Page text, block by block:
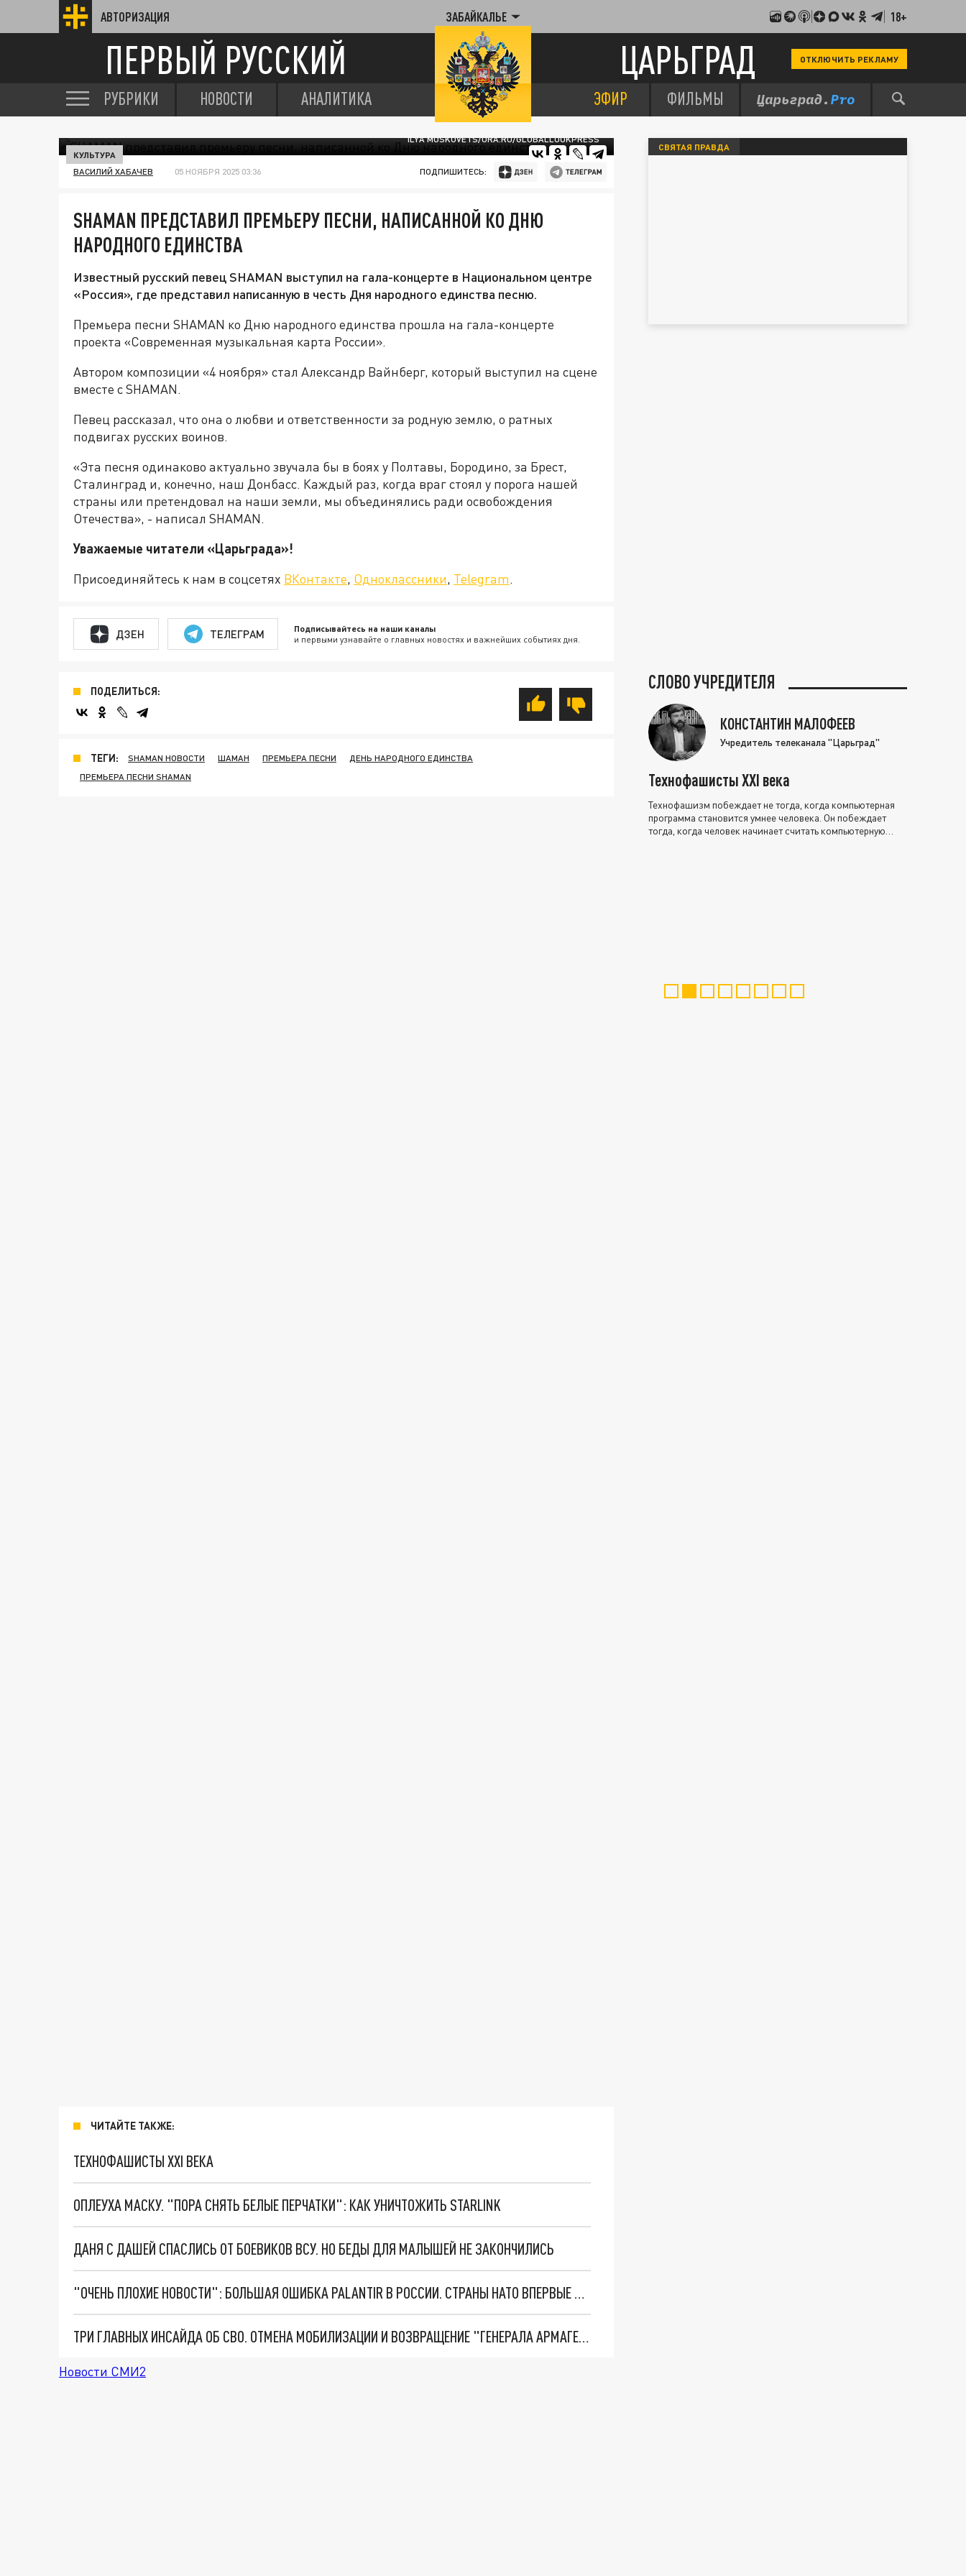
АВТОРИЗАЦИЯ ЗАБАЙКАЛЬЕ 18+
ПЕРВЫЙ РУССКИЙ ЦАРЬГРАД ОТКЛЮЧИТЬ РЕКЛАМУ
РУБРИКИ НОВОСТИ АНАЛИТИКА ЭФИР ФИЛЬМЫ
ILYA MOSKOVETS/URA.RU/GLOBALLOOKPRESS
КУЛЬТУРА
ВАСИЛИЙ ХАБАЧЕВ 05 НОЯБРЯ 2025 03:36 ПОДПИШИТЕСЬ:
SHAMAN ПРЕДСТАВИЛ ПРЕМЬЕРУ ПЕСНИ, НАПИСАННОЙ КО ДНЮ
НАРОДНОГО ЕДИНСТВА
Известный русский певец SHAMAN выступил на гала-концерте в Национальном центре
«Россия», где представил написанную в честь Дня народного единства песню.
Премьера песни SHAMAN ко Дню народного единства прошла на гала-концерте
проекта «Современная музыкальная карта России».
Автором композиции «4 ноября» стал Александр Вайнберг, который выступил на сцене
вместе с SHAMAN.
Певец рассказал, что она о любви и ответственности за родную землю, о ратных
подвигах русских воинов.
«Эта песня одинаково актуально звучала бы в боях у Полтавы, Бородино, за Брест,
Сталинград и, конечно, наш Донбасс. Каждый раз, когда враг стоял у порога нашей
страны или претендовал на наши земли, мы объединялись ради освобождения
Отечества», - написал SHAMAN.
Уважаемые читатели «Царьграда»!
Присоединяйтесь к нам в соцсетях ВКонтакте, Одноклассники, Telegram.
ДЗЕН ТЕЛЕГРАМ Подписывайтесь на наши каналы
и первыми узнавайте о главных новостях и важнейших событиях дня.
ПОДЕЛИТЬСЯ:
ТЕГИ: SHAMAN НОВОСТИ ШАМАН ПРЕМЬЕРА ПЕСНИ
ДЕНЬ НАРОДНОГО ЕДИНСТВА
ПРЕМЬЕРА ПЕСНИ SHAMAN
ЧИТАЙТЕ ТАКЖЕ:
ТЕХНОФАШИСТЫ XXI ВЕКА
ОПЛЕУХА МАСКУ. "ПОРА СНЯТЬ БЕЛЫЕ ПЕРЧАТКИ": КАК УНИЧТОЖИТЬ STARLINK
ДАНЯ С ДАШЕЙ СПАСЛИСЬ ОТ БОЕВИКОВ ВСУ. НО БЕДЫ ДЛЯ МАЛЫШЕЙ НЕ ЗАКОНЧИЛИСЬ
"ОЧЕНЬ ПЛОХИЕ НОВОСТИ": БОЛЬШАЯ ОШИБКА PALANTIR В РОССИИ. СТРАНЫ НАТО ВПЕРВЫЕ ЗА СВО ОСТАНОВИЛИ ПОСТАВКИ ОРУЖИЯ. ВСУ ТЕРЯЮТ ПРИГРАНИЧЬЕ?
ТРИ ГЛАВНЫХ ИНСАЙДА ОБ СВО. ОТМЕНА МОБИЛИЗАЦИИ И ВОЗВРАЩЕНИЕ "ГЕНЕРАЛА АРМАГЕДДОНА"? ОТЛИЧНЫЕ НОВОСТИ, КОТОРЫЕ ЖДАЛИ ВСЕ
Новости СМИ2
СВЯТАЯ ПРАВДА
СЛОВО УЧРЕДИТЕЛЯ
КОНСТАНТИН МАЛОФЕЕВ
Учредитель телеканала "Царьград"
Технофашисты XXI века
Технофашизм побеждает не тогда, когда компьютерная
программа становится умнее человека. Он побеждает
тогда, когда человек начинает считать компьютерную